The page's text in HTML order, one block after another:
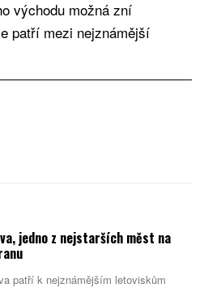
východu možná zní
patří mezi nejznámější
jedno z nejstarších měst na
patří k nejznámějším letoviskům